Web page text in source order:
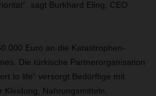
sagt Burkhard Eling, CEO
Euro an die Katastrophen-
Die türkische Partnerorganisation
to life“ versorgt Bedürftige mit
Nahrungsmitteln,